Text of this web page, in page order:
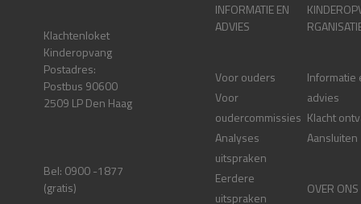
Klachtenloket
Kinderopvang
Postadres:
Postbus 90600
2509 LP Den Haag
Bel: 0900 -1877
(gratis)
INFORMATIE EN
ADVIES
Voor ouders
Voor
oudercommissies
Analyses
uitspraken
Eerdere
uitspraken
Informatie
advies
Klacht
Aansluiten
OVER ONS